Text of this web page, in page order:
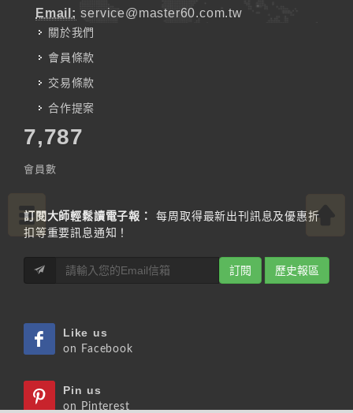
Email: service@master60.com.tw
關於我們
會員條款
交易條款
合作提案
7,787
會員數
訂閱大師輕鬆讀電子報：
每周取得最新出刊訊息及優惠折
扣等重要訊息通知！
訂閱 歷史報區
Like us
on Facebook
Pin us
on Pinterest